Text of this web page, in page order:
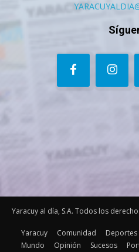
Yaracuy al día, S.A. Todos los
Yaracuy Comunidad Deportes
Mundo
Opinión Sucesos